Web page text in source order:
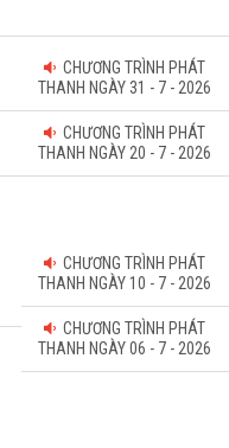
CHƯƠNG TRÌNH PHÁT
THANH NGÀY 31 - 7 - 2026
CHƯƠNG TRÌNH PHÁT
THANH NGÀY 20 - 7 - 2026
CHƯƠNG TRÌNH PHÁT
THANH NGÀY 10 - 7 - 2026
CHƯƠNG TRÌNH PHÁT
THANH NGÀY 06 - 7 - 2026